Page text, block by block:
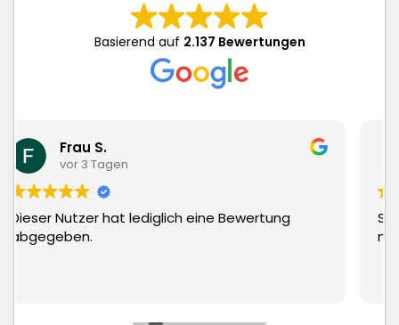
Basierend auf 2.137 Bewertungen
vor 3 Tagen
Superschnelle Lieferung und top Ware. Kann
man echt nur weiter empfehlen.